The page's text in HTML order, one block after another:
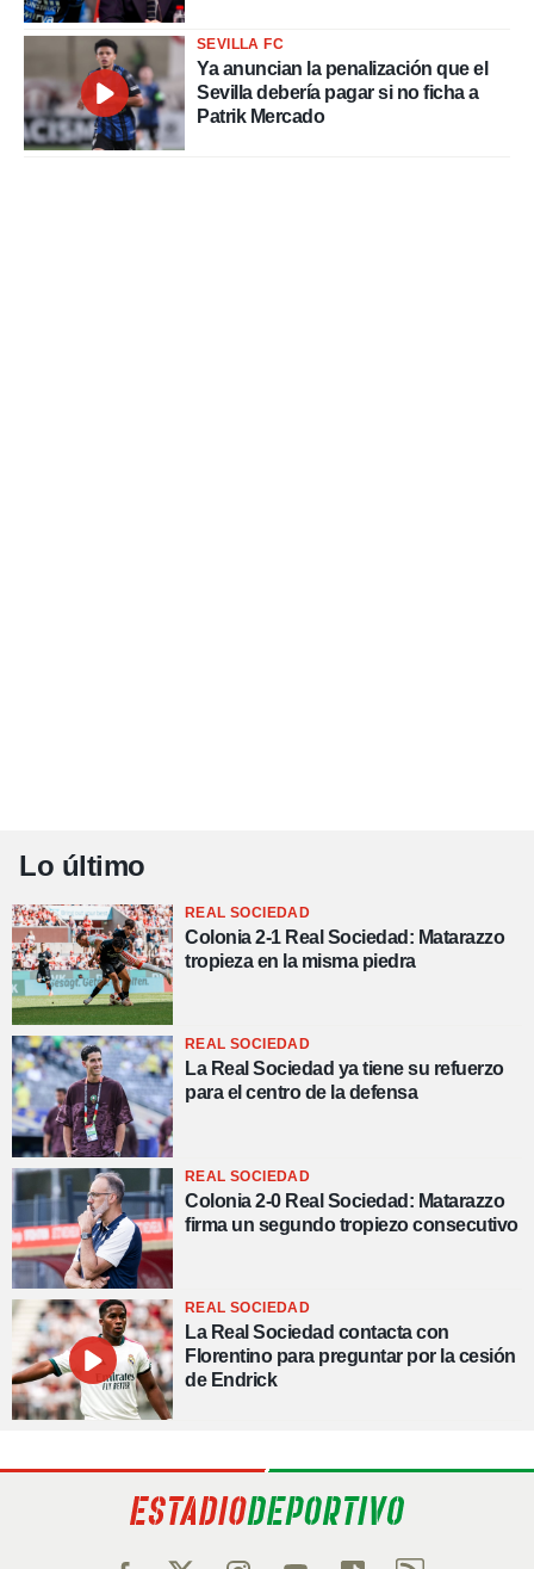
SEVILLA FC
Ya anuncian la penalización que el
Sevilla debería pagar si no ficha a
Patrik Mercado
Lo último
REAL SOCIEDAD
Colonia 2-1 Real Sociedad: Matarazzo
tropieza en la misma piedra
REAL SOCIEDAD
La Real Sociedad ya tiene su refuerzo
para el centro de la defensa
REAL SOCIEDAD
Colonia 2-0 Real Sociedad: Matarazzo
firma un segundo tropiezo consecutivo
REAL SOCIEDAD
La Real Sociedad contacta con
Florentino para preguntar por la cesión
de Endrick